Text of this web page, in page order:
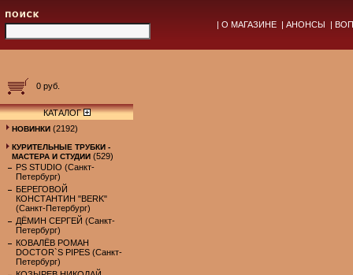
| О МАГАЗИНЕ | АНОНСЫ |
0 руб.
КАТАЛОГ
НОВИНКИ (2192)
КУРИТЕЛЬНЫЕ ТРУБКИ -
МАСТЕРА И СТУДИИ (529)
PS STUDIO (Санкт-
Петербург)
БЕРЕГОВОЙ
КОНСТАНТИН "BERK"
(Санкт-Петербург)
ДЁМИН СЕРГЕЙ (Санкт-
Петербург)
КОВАЛЁВ РОМАН
DOCTOR`S PIPES (Санкт-
Петербург)